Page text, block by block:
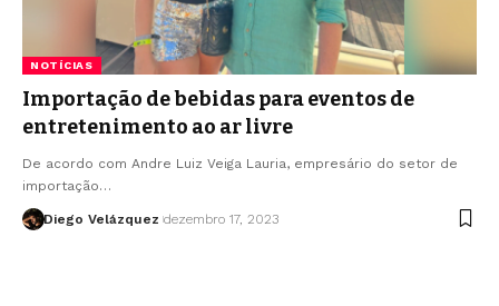
NOTÍCIAS
Importação de bebidas para eventos de
entretenimento ao ar livre
De acordo com Andre Luiz Veiga Lauria, empresário do setor de
importação…
Diego Velázquez dezembro 17, 2023